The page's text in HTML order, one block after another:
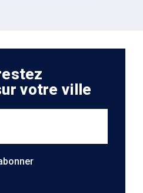
votre ville